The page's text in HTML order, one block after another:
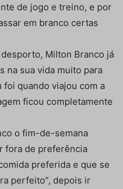
de jogo e treino, e por
em branco certas
Milton Branco já
na sua vida muito para
foi quando viajou com a
ficou completamente
o fim-de-semana
fora de preferência
preferida e que se
perfeito”, depois ir